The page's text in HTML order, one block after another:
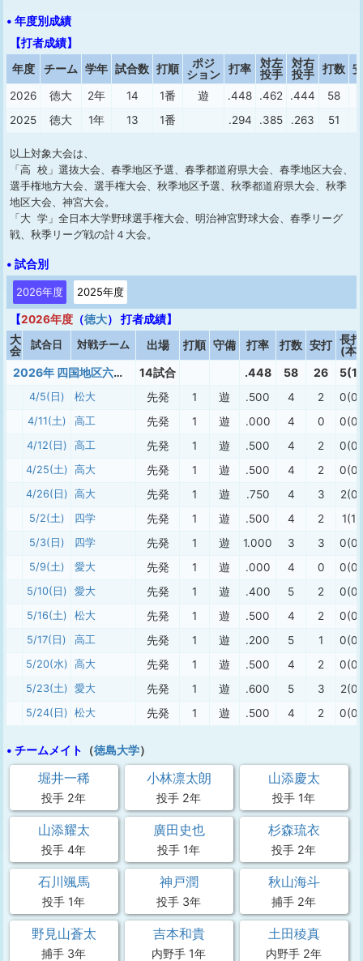
• 年度別成績
【打者成績】
年度
チーム 学年 試合数 打順
ポジ
ション
打率
対左
投手
対右
投手
打数
2026 徳大 2年 14 1番 遊 .448 .462 .444 58
2025
徳大 1年 13 1番 .294 .385 .263 51
以上対象大会は、
「高 校」選抜大会、春季地区予選、春季都道府県大会、春季地区大会、
選手権地方大会、選手権大会、秋季地区予選、秋季都道府県大会、秋季
地区大会、神宮大会。
「大 学」全日本大学野球選手権大会、明治神宮野球大会、春季リーグ
戦、秋季リーグ戦の計４大会。
• 試合別
2026年度 2025年度
【2026年度 （徳大） 打者成績】
大
会
試合日 対戦チーム 出場 打順 守備 打率 打数 安打 長打
(本)
2026年 四国地区六大学春季（１部） 14試合 .448 58 26 5(1)
4/5(日) 松大 先発 1 遊 .500 4 2 0(0)
4/11(土) 高工 先発 1 遊 .000 4 0 0(0)
4/12(日) 高工 先発 1 遊 .500 4 2 0(0)
4/25(土) 高大 先発 1 遊 .500 4 2 0(0)
4/26(日) 高大 先発 1 遊 .750 4 3 2(0)
5/2(土) 四学 先発 1 遊 .500 4 2 1(1)
5/3(日) 四学 先発 1 遊 1.000 3 3 0(0)
5/9(土) 愛大 先発 1 遊 .000 4 0 0(0)
5/10(日) 愛大 先発 1 遊 .400 5 2 0(0)
5/16(土) 松大 先発 1 遊 .500 4 2 0(0)
5/17(日) 高工 先発 1 遊 .200 5 1 0(0)
5/20(水) 高大 先発 1 遊 .500 4 2 0(0)
5/23(土) 愛大 先発 1 遊 .600 5 3 2(0)
5/24(日) 松大 先発 1 遊 .500 4 2 0(0)
• チームメイト （徳島大学）
堀井一稀
投手 2年
小林凛太朗
投手 2年
山添慶太
投手 1年
山添耀太
投手 4年
廣田史也
投手 1年
杉森琉衣
投手 2年
石川颯馬
投手 1年
神戸潤
投手 3年
秋山海斗
捕手 2年
野見山蒼太
捕手 3年
吉本和貴
内野手 1年
土田稜真
内野手 2年